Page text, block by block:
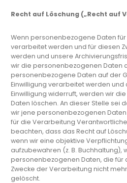
Recht auf Löschung („Recht auf
Wenn personenbezogene Daten
verarbeitet werden und für diesen
werden und unsere
wir die personenbezogenen Daten
personenbezogene Daten auf der
Einwilligung verarbeitet werden
Einwilligung widerruft, werden wir
Daten löschen. An dieser Stelle sei
wir jene personenbezogenen
für die Verarbeitung Verantwortliche
beachten, dass das Recht auf
wenn wir eine objektive
aufzubewahren (z. B. Buchhaltung),
personenbezogenen Daten, die für
Zwecke der Verarbeitung nicht
gelöscht.